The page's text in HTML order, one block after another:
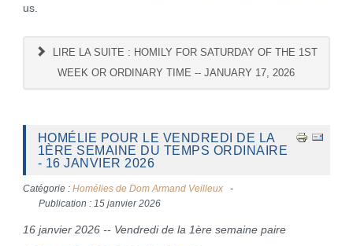
us.
LIRE LA SUITE : HOMILY FOR SATURDAY OF THE 1ST
WEEK OR ORDINARY TIME -- JANUARY 17, 2026
HOMÉLIE POUR LE VENDREDI DE LA
1ÈRE SEMAINE DU TEMPS ORDINAIRE
- 16 JANVIER 2026
Catégorie : Homélies de Dom Armand Veilleux
Publication : 15 janvier 2026
16 janvier 2026 -- Vendredi de la 1ère semaine paire